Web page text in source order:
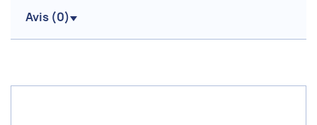
Avis (0)